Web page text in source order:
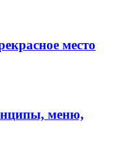
место
меню,